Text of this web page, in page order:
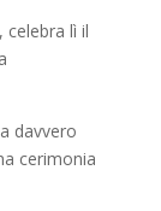
celebra lì il
davvero
cerimonia